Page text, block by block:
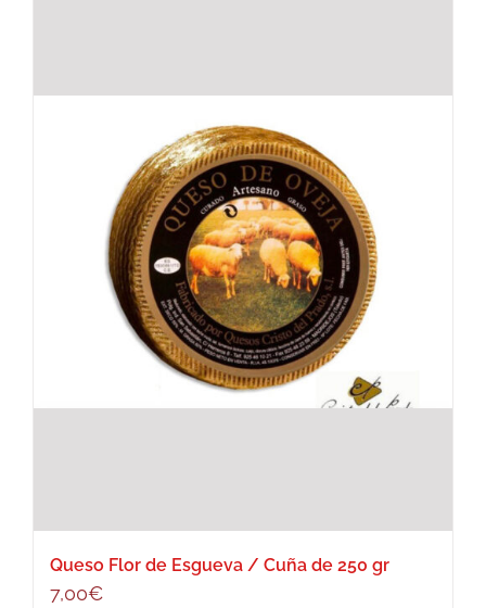
Queso Flor de Esgueva / Cuña de 250 gr
7,00€